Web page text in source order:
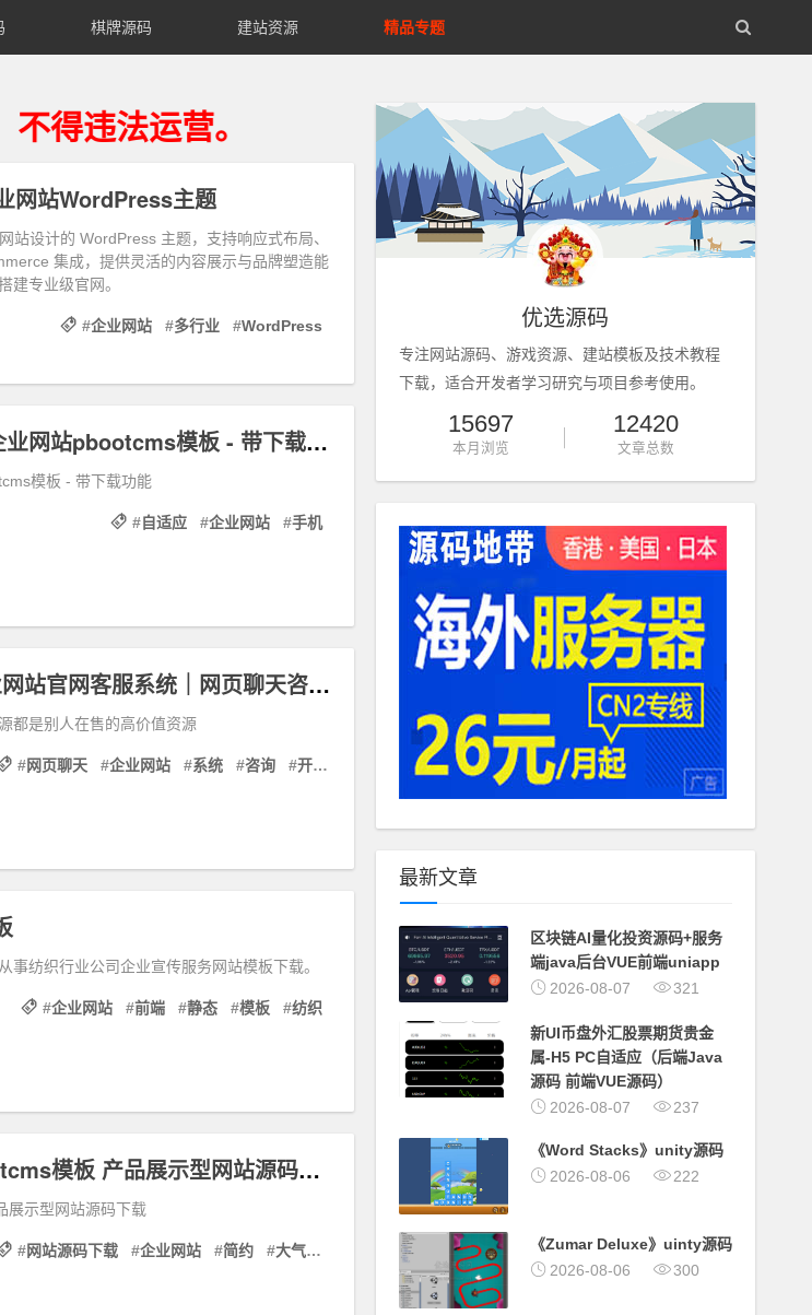
棋牌源码 建站资源 精品专题
法运营。
网站WordPress主题
站设计的 WordPress 主题，支持响应式布局、
集成，提供灵活的内容展示与品牌塑造能
建专业级官网。
#企业网站 #多行业 #WordPress
(自适应手机端)电子产品外贸企业网站pbootcms模板 - 带下载功能
模板 - 带下载功能
#自适应 #企业网站 #手机
Java 开发在线客服系统｜企业网站官网客服系统｜网页聊天咨询客服
都是别人在售的高价值资源
#网页聊天 #企业网站 #系统 #咨询 #开发
纺织行业公司企业宣传服务网站模板下载。
#企业网站 #前端 #静态 #模板 #纺织
简约大气的通用企业网站pbootcms模板 产品展示型网站源码下载
展示型网站源码下载
#网站源码下载 #企业网站 #简约 #大气 #
优选源码
专注网站源码、游戏资源、建站模板及技术教程
下载，适合开发者学习研究与项目参考使用。
15697
本月浏览
12420
文章总数
最新文章
区块链AI量化投资源码+服务
端java后台VUE前端uniapp
2026-08-07
321
新UI币盘外汇股票期货贵金
属-H5 PC自适应（后端Java
源码 前端VUE源码）
2026-08-07
237
《Word Stacks》unity源码
2026-08-06
222
《Zumar Deluxe》uinty源码
2026-08-06
300